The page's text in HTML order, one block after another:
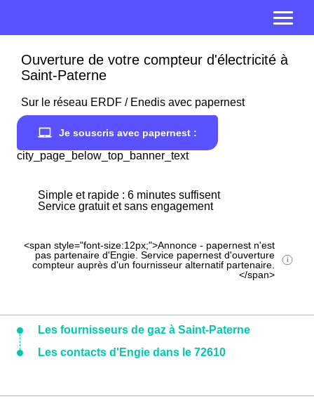
Ouverture de votre compteur d'électricité à
Saint-Paterne
Sur le réseau ERDF / Enedis avec papernest
Je souscris avec papernest :
city_page_below_top_banner_text
Simple et rapide : 6 minutes suffisent
Service gratuit et sans engagement
<span style="font-size:12px;">Annonce - papernest n'est
pas partenaire d'Engie. Service papernest d'ouverture
compteur auprès d'un fournisseur alternatif partenaire.
</span>
Les fournisseurs de gaz à Saint-Paterne
Les contacts d'Engie dans le 72610